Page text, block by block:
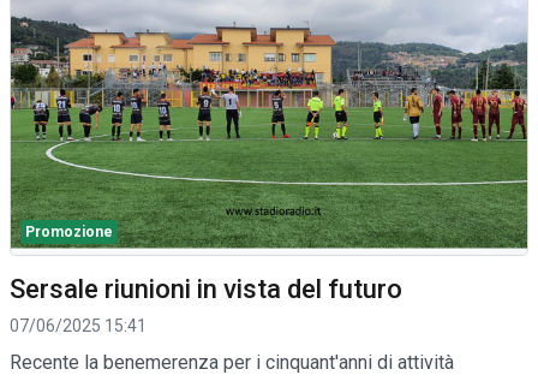
Promozione
Sersale riunioni in vista del futuro
07/06/2025 15:41
Recente la benemerenza per i cinquant'anni di attività